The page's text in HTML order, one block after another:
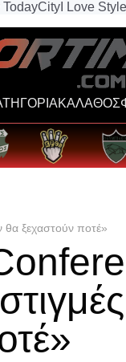
TodayCity I Love Style
θα ξεχαστούν ποτέ»